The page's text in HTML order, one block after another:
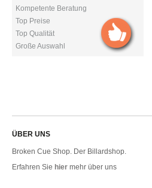
Kompetente Beratung
Top Preise
Top Qualität
Große Auswahl
ÜBER UNS
Broken Cue Shop. Der Billardshop.
Erfahren Sie hier mehr über uns